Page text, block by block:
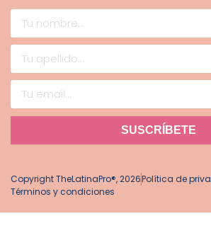
SUSCRÍBETE
Copyright TheLatinaPro®, 2026Política de
Términos y condiciones